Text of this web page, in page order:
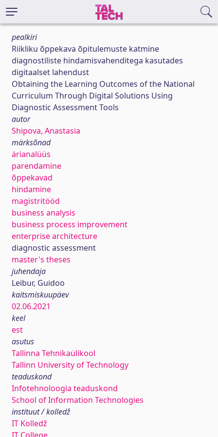
pealkiri
Riikliku õppekava õpitulemuste katmine
diagnostiliste hindamisvahenditega kasutades
digitaalset lahendust
Obtaining the Learning Outcomes of the National
Curriculum Through Digital Solutions Using
Diagnostic Assessment Tools
autor
Shipova, Anastasia
märksõnad
ärianalüüs
parendamine
õppekavad
hindamine
magistritööd
business analysis
business process improvement
enterprise architecture
diagnostic assessment
master's theses
juhendaja
Leibur, Guidoo
kaitsmiskuupäev
02.06.2021
keel
est
asutus
Tallinna Tehnikaülikool
Tallinn University of Technology
teaduskond
Infotehnoloogia teaduskond
School of Information Technologies
instituut / kolledž
IT Kolledž